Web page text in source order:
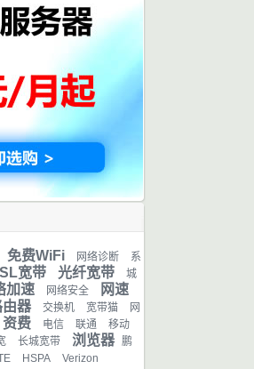
免费WiFi 网络诊断
系
宽带 光纤宽带
城
加速 网络安全
网速
由器 交换机 宽带猫
网
资费 电信 联通 移动
长城宽带 浏览器 鹏
HSPA Verizon